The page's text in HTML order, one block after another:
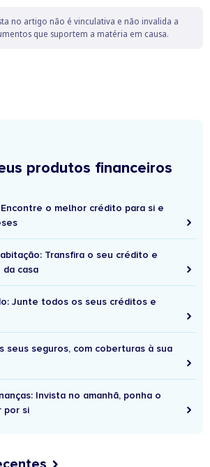
no artigo não é vinculativa e não invalida a
que suportem a matéria em causa.
produtos financeiros
o melhor crédito para si e
Transfira o seu crédito e
casa
Junte todos os seus créditos e
seus seguros, com coberturas à sua
Invista no amanhã, ponha o
por si